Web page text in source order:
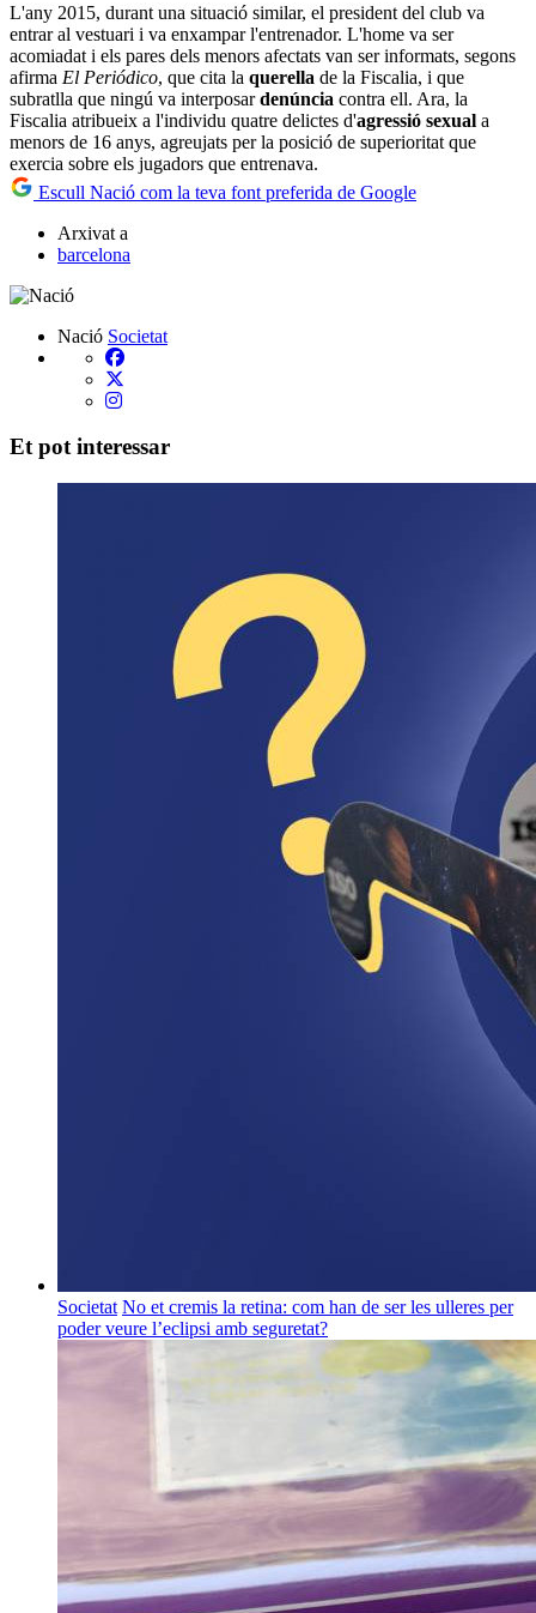
L'any 2015, durant una situació similar, el president del club va
entrar al vestuari i va enxampar l'entrenador. L'home va ser
acomiadat i els pares dels menors afectats van ser informats, segons
afirma El Periódico, que cita la querella de la Fiscalia, i que
subratlla que ningú va interposardenúncia contra ell. Ara, la
Fiscalia atribueix a l'individu quatre delictes d'agressió sexual a
menors de 16 anys, agreujats per la posició de superioritat que
exercia sobre els jugadors que entrenava.
Escull Nació com la teva font preferida de Google
Arxivat a
barcelona
Nació Societat
Et pot interessar
Societat No et cremis la retina: com han de ser les ulleres per
poder veure l’eclipsi amb seguretat?